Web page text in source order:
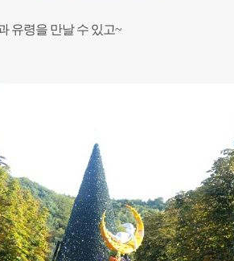
유령을 만날 수 있고~